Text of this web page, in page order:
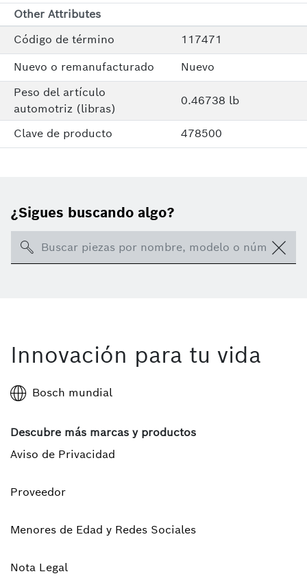
Other Attributes
Código de término
117471
Nuevo o remanufacturado
Nuevo
Peso del artículo
automotriz (libras)
0.46738 lb
Clave de producto 478500
¿Sigues buscando algo?
Search
Innovación para tu vida
Bosch mundial
Descubre más marcas y productos
Aviso de Privacidad
Proveedor
Menores de Edad y Redes Sociales
Nota Legal